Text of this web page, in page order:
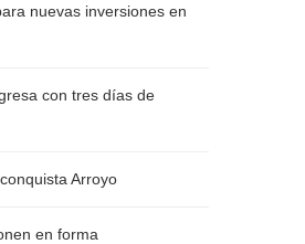
nuevas inversiones en
con tres días de
Arroyo
en forma